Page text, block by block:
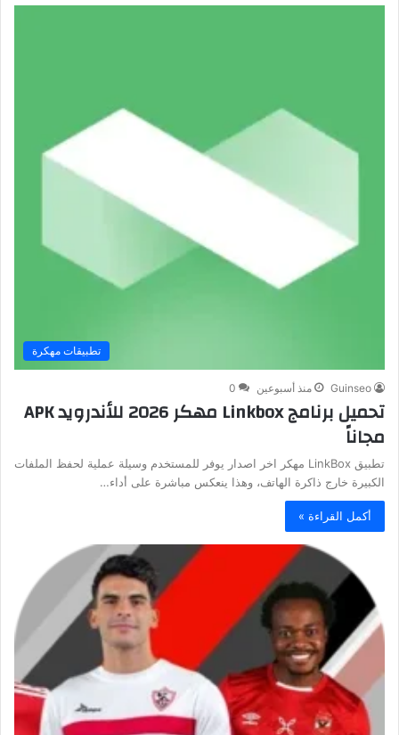
تطبيقات مهكرة
Guinseo منذ أسبوعين 0
تحميل برنامج Linkbox مهكر 2026 للأندرويد APK
مجاناً
تطبيق LinkBox مهكر اخر اصدار يوفر للمستخدم وسيلة عملية لحفظ الملفات
الكبيرة خارج ذاكرة الهاتف، وهذا ينعكس مباشرة على أداء…
أكمل القراءة »